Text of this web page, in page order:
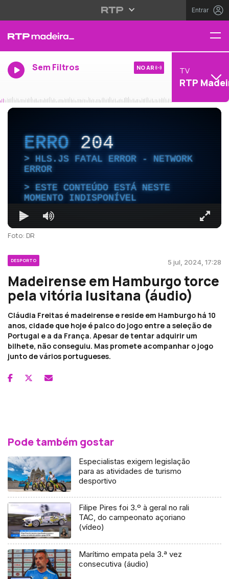
Entrar
Sem Filtros NO AR TV
RTP
ERRO204
HLS.JS FATAL ERROR - NETWORK
ERROR
ESTE CONTEÚDO ESTÁ NESTE
MOMENTO INDISPONÍVEL
Foto: DR
DESPORTO 5 jul, 2024, 17:28
Madeirense em Hamburgo torce
pela vitória lusitana (áudio)
Cláudia Freitas é madeirense e reside em Hamburgo há 10
anos, cidade que hoje é palco do jogo entre a seleção de
Portugal e a da França. Apesar de tentar adquirir um
bilhete, não conseguiu. Mas promete acompanhar o jogo
junto de vários portugueses.
Pode também gostar
Especialistas exigem legislação
para as atividades de turismo
desportivo
Filipe Pires foi 3.º à geral no rali
TAC, do campeonato açoriano
(vídeo)
Marítimo empata pela 3.ª vez
consecutiva (áudio)